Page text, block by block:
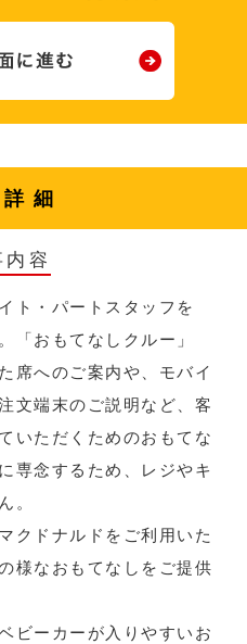
細
内容
ト・パートスタッフを
「おもてなしクルー」
席へのご案内や、モバイ
文端末のご説明など、客
いただくためのおもてな
専念するため、レジやキ
。
クドナルドをご利用いた
様なおもてなしをご提供
ビーカーが入りやすいお